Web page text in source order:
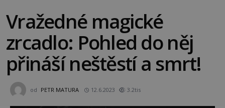
Vražedné magické
zrcadlo: Pohled do něj
přináší neštěstí a smrt!
od PETR MATURA 12.6.2023 3.2tis